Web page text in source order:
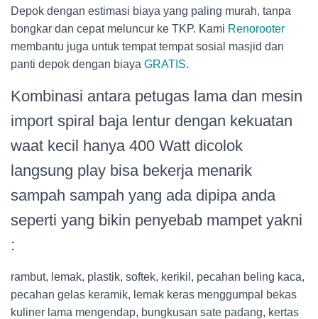
Depok dengan estimasi biaya yang paling murah, tanpa
bongkar dan cepat meluncur ke TKP. Kami Renorooter
membantu juga untuk tempat tempat sosial masjid dan
panti depok dengan biaya GRATIS.
Kombinasi antara petugas lama dan mesin
import spiral baja lentur dengan kekuatan
waat kecil hanya 400 Watt dicolok
langsung play bisa bekerja menarik
sampah sampah yang ada dipipa anda
seperti yang bikin penyebab mampet yakni
:
rambut, lemak, plastik, softek, kerikil, pecahan beling kaca,
pecahan gelas keramik, lemak keras menggumpal bekas
kuliner lama mengendap, bungkusan sate padang, kertas